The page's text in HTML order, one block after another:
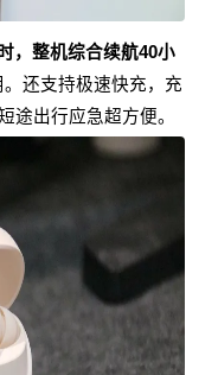
，整机综合续航40小
还支持极速快充， 充
途出行应急超方便。